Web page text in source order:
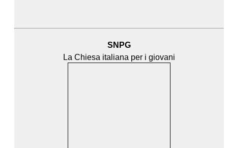
SNPG
La Chiesa italiana per i giovani